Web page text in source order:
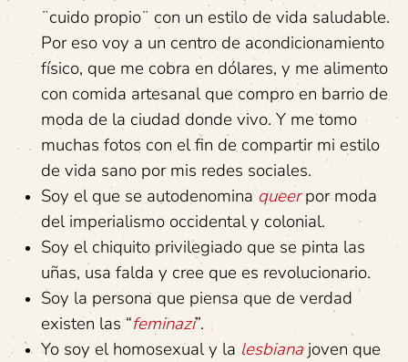
¨cuido propio¨ con un estilo de vida saludable.
Por eso voy a un centro de acondicionamiento
físico, que me cobra en dólares, y me alimento
con comida artesanal que compro en barrio de
moda de la ciudad donde vivo. Y me tomo
muchas fotos con el fin de compartir mi estilo
de vida sano por mis redes sociales.
Soy el que se autodenomina queerpor moda
del imperialismo occidental y colonial.
Soy el chiquito privilegiado que se pinta las
uñas, usa falda y cree que es revolucionario.
Soy la persona que piensa que de verdad
existen las “feminazi”.
Yo soy el homosexual y la lesbiana joven que